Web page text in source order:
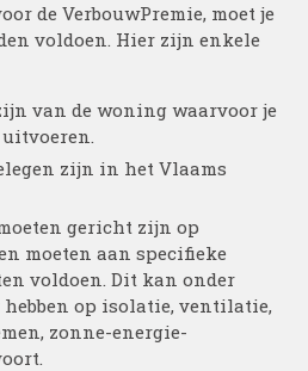
de VerbouwPremie, moet je
voldoen. Hier zijn enkele
van de woning waarvoor je
zijn in het Vlaams
gericht zijn op
moeten aan specifieke
voldoen. Dit kan onder
op isolatie, ventilatie,
zonne-energie-